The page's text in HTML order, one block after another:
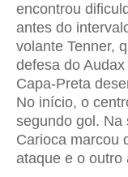
encontrou
antes do
volante Tenner,
defesa do
Capa-Preta
No início, o
segundo gol. Na
Carioca marcou
ataque e o outro